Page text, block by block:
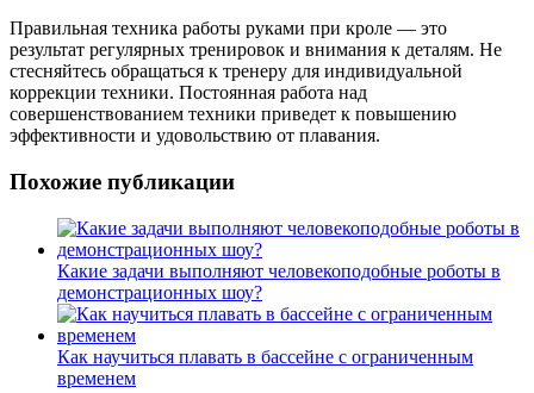
Правильная техника работы руками при кроле — это
результат регулярных тренировок и внимания к деталям. Не
стесняйтесь обращаться к тренеру для индивидуальной
коррекции техники. Постоянная работа над
совершенствованием техники приведет к повышению
эффективности и удовольствию от плавания.
Похожие публикации
Какие задачи выполняют человекоподобные роботы в
демонстрационных шоу?
Как научиться плавать в бассейне с ограниченным
временем